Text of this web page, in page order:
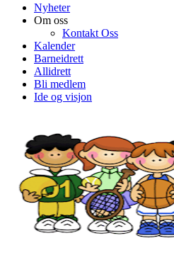
Nyheter
Om oss
Kontakt Oss
Kalender
Barneidrett
Allidrett
Bli medlem
Ide og visjon